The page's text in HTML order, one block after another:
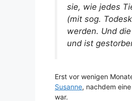
sie, wie jedes
(mit sog.
werden. Und
und ist
Erst vor wenigen
Susanne, nachdem
war.